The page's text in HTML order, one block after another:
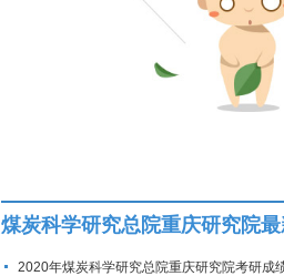
煤炭科学研究总院重庆研究院
2020年煤炭科学研究总院重庆研究院考研成